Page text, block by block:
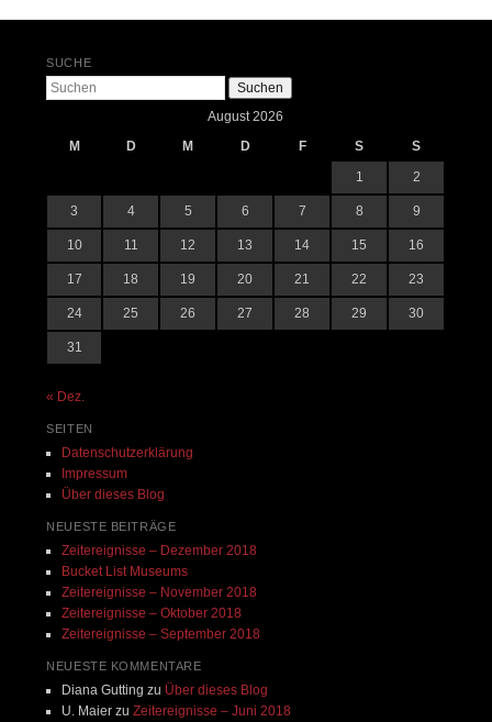
SUCHE
Suchen
August 2026
M
D M D F S
S
1
2
3 4 5 6 7 8 9
10 11 12 13 14 15 16
17 18 19 20 21 22 23
24 25 26 27 28 29 30
31
« Dez.
SEITEN
Datenschutzerklärung
Impressum
Über dieses Blog
NEUESTE BEITRÄGE
Zeitereignisse – Dezember 2018
Bucket List Museums
Zeitereignisse – November 2018
Zeitereignisse – Oktober 2018
Zeitereignisse – September 2018
NEUESTE KOMMENTARE
Diana Gutting zu Über dieses Blog
U. Maierzu Zeitereignisse – Juni 2018